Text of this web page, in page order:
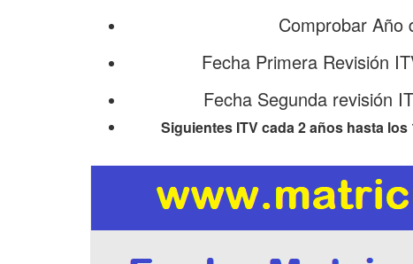
Comprobar Año
Fecha Primera Revisión
Fecha Segunda revisión
Siguientes ITV cada 2 años hasta